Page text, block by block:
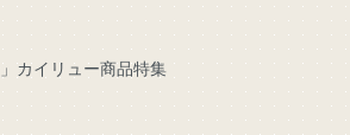
カイリュー商品特集